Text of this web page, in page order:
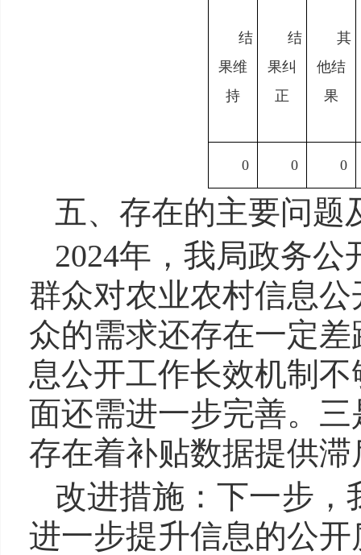
结
果维
持
结
果纠
正
其
他结
果
0 0 0
五、存在的主要问题
2024年，我局政务
群众对农业农村信息
众的需求还存在一定
息公开工作长效机制
面还需进一步完善。
存在着补贴数据提供
改进措施 ：下一步
进一步提升信息的公开